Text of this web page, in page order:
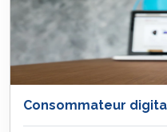
Consommateur